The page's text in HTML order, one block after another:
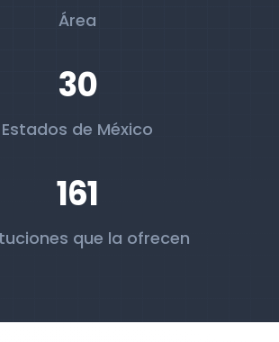
Área
30
Estados de México
161
que la ofrecen